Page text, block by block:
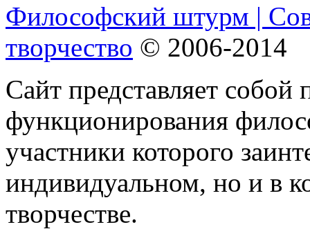
Философский штурм |
творчество © 2006-2014
Сайт представляет собой
функционирования
участники которого
индивидуальном, но и в
творчестве.